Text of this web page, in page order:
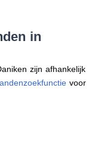
in
zijn afhankelijk
voor